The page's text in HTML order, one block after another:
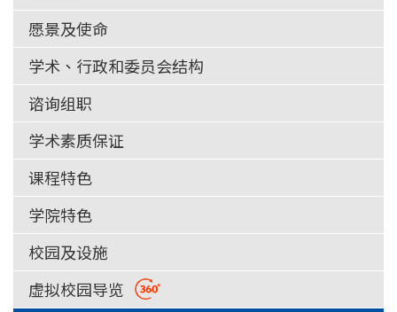
愿景及使命
学术、行政和委员会结构
谘询组职
学术素质保证
课程特色
学院特色
校园及设施
虚拟校园导览